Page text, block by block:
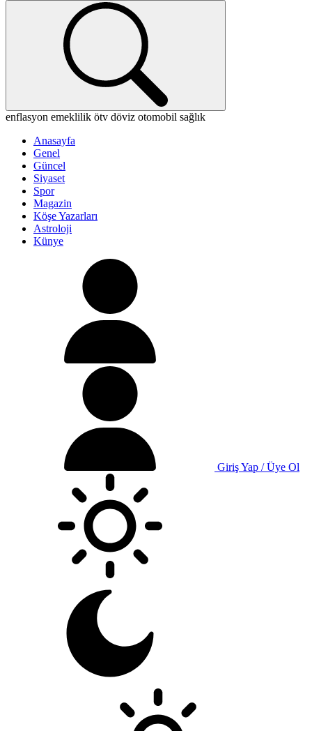
enflasyon emeklilik ötv döviz otomobil sağlık
Anasayfa
Genel
Güncel
Siyaset
Spor
Magazin
Köşe Yazarları
Astroloji
Künye
Giriş Yap / Üye Ol